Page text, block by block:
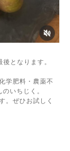
となります。
学肥料・農薬不
いちじく。
。ぜひお試しく